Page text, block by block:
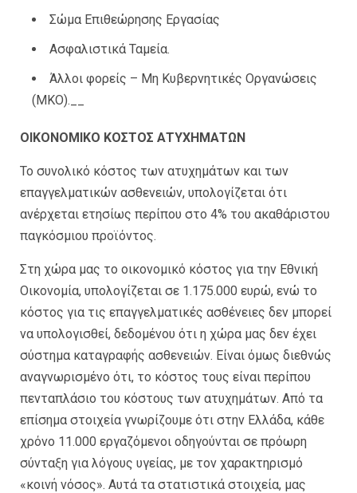
Σώμα Επιθεώρησης Εργασίας
Ασφαλιστικά Ταμεία.
Άλλοι φορείς – Μη Κυβερνητικές Οργανώσεις
(ΜΚΟ).__
ΟΙΚΟΝΟΜΙΚΟ ΚΟΣΤΟΣ ΑΤΥΧΗΜΑΤΩΝ
Το συνολικό κόστος των ατυχημάτων και των
επαγγελματικών ασθενειών, υπολογίζεται ότι
ανέρχεται ετησίως περίπου στο 4% του ακαθάριστου
παγκόσμιου προϊόντος.
Στη χώρα μας το οικονομικό κόστος για την Εθνική
Οικονομία, υπολογίζεται σε 1.175.000 ευρώ, ενώ το
κόστος για τις επαγγελματικές ασθένειες δεν μπορεί
να υπολογισθεί, δεδομένου ότι η χώρα μας δεν έχει
σύστημα καταγραφής ασθενειών. Είναι όμως διεθνώς
αναγνωρισμένο ότι, το κόστος τους είναι περίπου
πενταπλάσιο του κόστους των ατυχημάτων. Από τα
επίσημα στοιχεία γνωρίζουμε ότι στην Ελλάδα, κάθε
χρόνο 11.000 εργαζόμενοι οδηγούνται σε πρόωρη
σύνταξη για λόγους υγείας, με τον χαρακτηρισμό
«κοινή νόσος». Αυτά τα στατιστικά στοιχεία, μας